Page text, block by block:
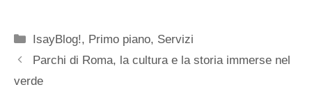
Categorie
IsayBlog!, Primo piano, Servizi
Parchi di Roma, la cultura e la storia immerse nel
verde